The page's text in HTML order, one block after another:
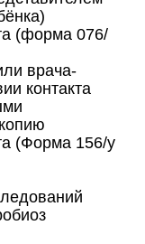
(форма 076/
врача-
контакта
(Форма 156/у